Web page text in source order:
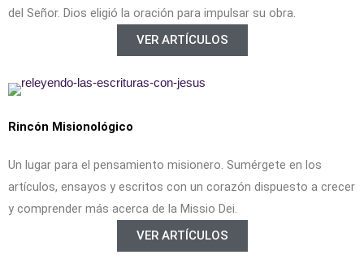
del Señor. Dios eligió la oración para impulsar su obra.
VER ARTÍCULOS
Rincón Misionológico
Un lugar para el pensamiento misionero. Sumérgete en los
artículos, ensayos y escritos con un corazón dispuesto a crecer
y comprender más acerca de la Missio Dei.
VER ARTÍCULOS